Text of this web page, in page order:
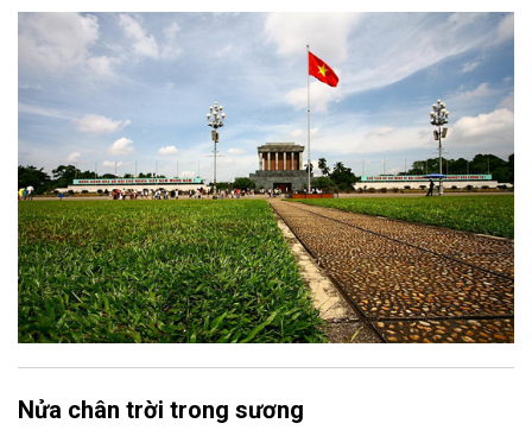
chiến lược trong Nghị quyết số 02-NQ/TW của Bộ Chính trị
thành niềm tin, thành nhận thức chung của mỗi người dân.
Nửa chân trời trong sương